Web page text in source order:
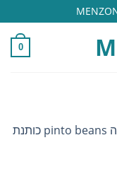
0
גופייה pinto beans כותנת